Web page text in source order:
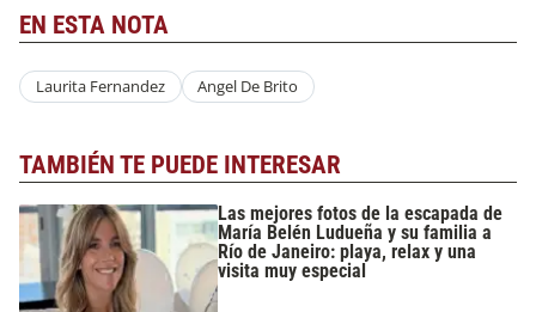
EN ESTA NOTA
Laurita Fernandez Angel De Brito
TAMBIÉN TE PUEDE INTERESAR
Las mejores fotos de la escapada de
María Belén Ludueña y su familia a
Río de Janeiro: playa, relax y una
visita muy especial